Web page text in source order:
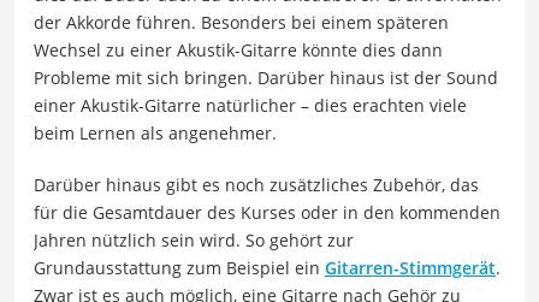
der Akkorde führen. Besonders bei einem späteren
Wechsel zu einer Akustik-Gitarre könnte dies dann
Probleme mit sich bringen. Darüber hinaus ist der Sound
einer Akustik-Gitarre natürlicher – dies erachten viele
beim Lernen als angenehmer.
Darüber hinaus gibt es noch zusätzliches Zubehör, das
für die Gesamtdauer des Kurses oder in den kommenden
Jahren nützlich sein wird. So gehört zur
Grundausstattung zum Beispiel ein Gitarren-Stimmgerät.
Zwar ist es auch möglich, eine Gitarre nach Gehör zu